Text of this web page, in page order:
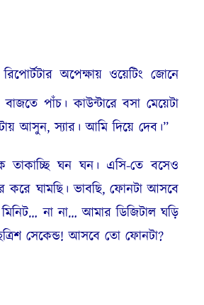
অপেক্ষায় ওয়েটিং জোনে
পাঁচ। কাউন্টারে বসা মেয়েটা
আসুন, স্যার। আমি দিয়ে দেব।”
ঘন ঘন। এসি-তে বসেও
করে ঘামছি। ভাবছি, ফোনটা আসবে
না না… আমার ডিজিটাল ঘড়ি
সেকেন্ড! আসবে তো ফোনটা?